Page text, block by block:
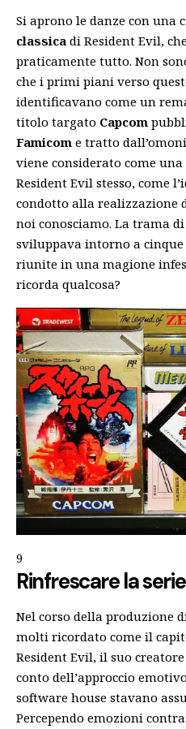
Si aprono le danze con una
classica di Resident Evil,
praticamente tutto. Non
che i primi piani verso
identificavano come un
titolo targato Capcom
Famicom e tratto
viene considerato come
Resident Evil stesso, come
condotto alla realizzazione
noi conosciamo. La trama
sviluppava intorno a
riunite in una magione
ricorda qualcosa?
9
Rinfrescare la serie
Nel corso della produzione
molti ricordato come il
Resident Evil, il suo creatore
conto dell’approccio
software house stavano
Percependo emozioni